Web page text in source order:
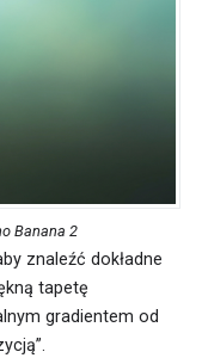
Banana 2
znaleźć dokładne
tapetę
gradientem od